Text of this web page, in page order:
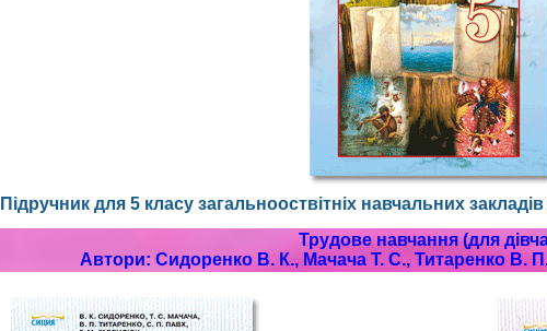
Підручник для 5 класу загальнооствітніх навчальних
Трудове навчання (для
Автори: Сидоренко В. К., Мачача Т. С., Титаренко В.